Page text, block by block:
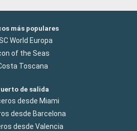
más populares
World Europa
of the Seas
Toscana
de salida
desde Miami
desde Barcelona
desde Valencia